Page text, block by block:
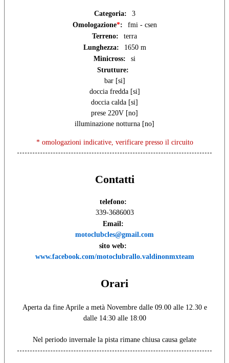
Categoria:
3
Omologazione*:
fmi - csen
Terreno:
terra
Lunghezza:
1650 m
Minicross:
si
Strutture:
bar [si]
doccia fredda [si]
doccia calda [si]
prese 220V [no]
illuminazione notturna [no]
* omologazioni indicative, verificare presso il circuito
Contatti
telefono:
339-3686003
Email:
motoclubcles@gmail.com
sito web:
www.facebook.com/motoclubrallo.valdinonmxteam
Orari
Aperta da fine Aprile a metà Novembre dalle 09.00 alle 12.30 e
dalle 14:30 alle 18:00
Nel periodo invernale la pista rimane chiusa causa gelate